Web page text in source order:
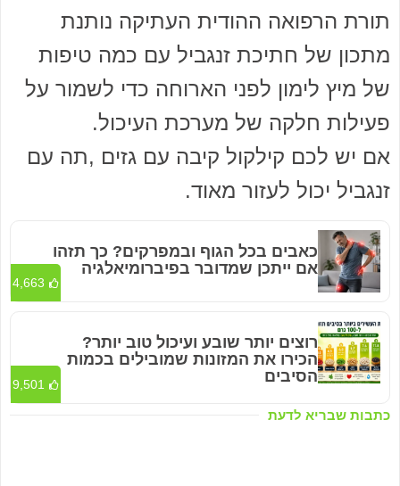
תורת הרפואה ההודית העתיקה נותנת
מתכון של חתיכת זנגביל עם כמה טיפות
של מיץ לימון לפני הארוחה כדי לשמור על
פעילות חלקה של מערכת העיכול.
אם יש לכם קילקול קיבה עם גזים ,תה עם
זנגביל יכול לעזור מאוד.
כתבות שבריא לדעת
כאבים בכל הגוף ובמפרקים? כך תזהו
אם ייתכן שמדובר בפיברומיאלגיה
4,663
רוצים יותר שובע ועיכול טוב יותר?
הכירו את המזונות שמובילים בכמות
הסיבים
9,501